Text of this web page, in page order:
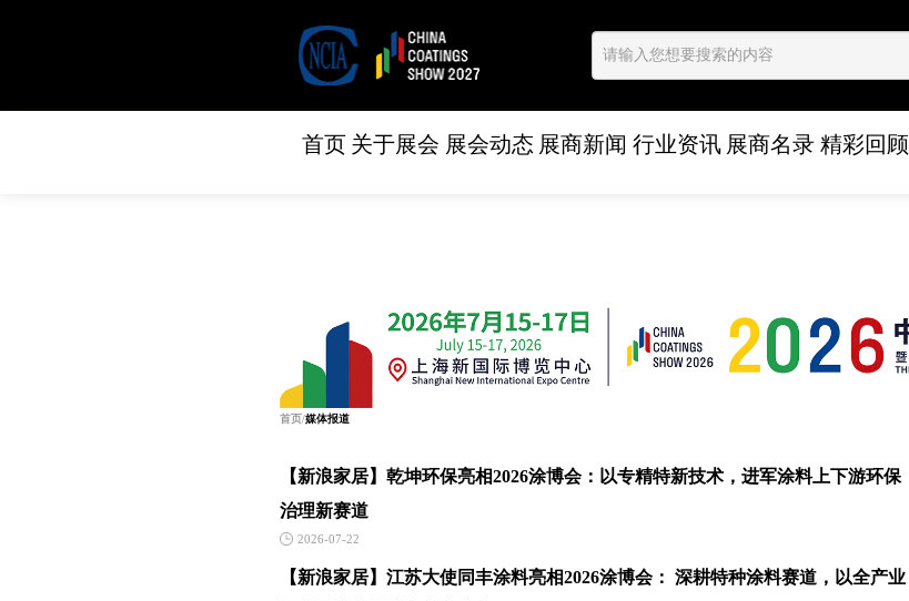
首页 关于展会 展会动态 展商新闻 行业资讯 展商名录 精彩回顾
首页/媒体报道
【新浪家居】乾坤环保亮相2026涂博会：以专精特新技术，进军涂料上下游环保
治理新赛道
2026-07-22
【新浪家居】江苏大使同丰涂料亮相2026涂博会： 深耕特种涂料赛道，以全产业